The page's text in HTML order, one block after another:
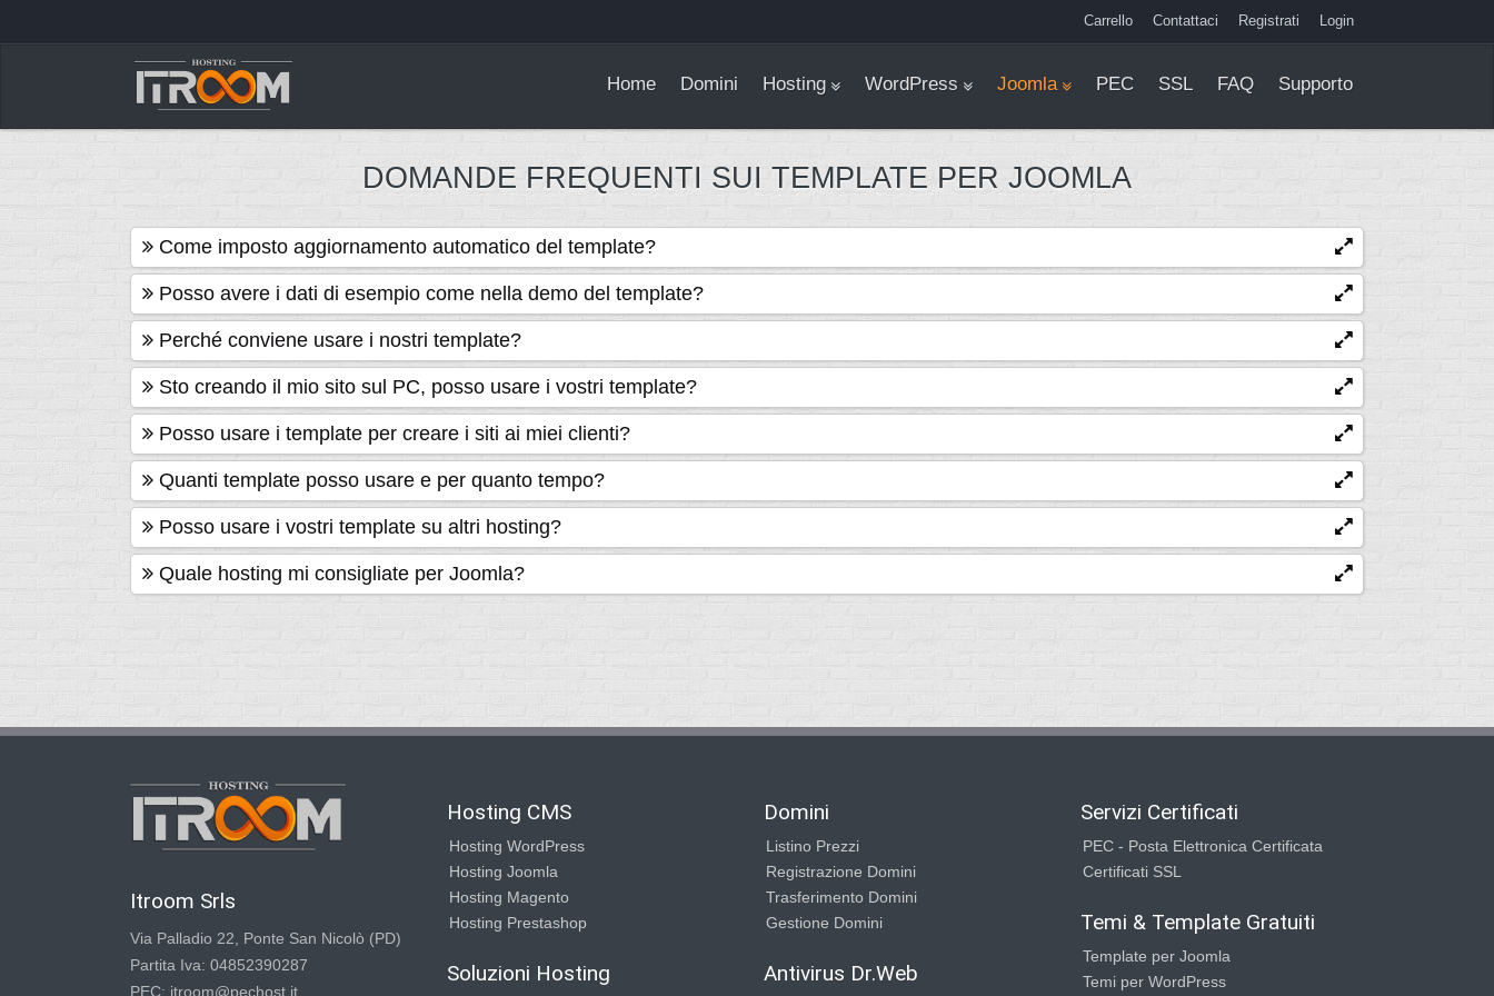
Carrello Contattaci Registrati Login
Home Domini Hosting WordPress Joomla PEC SSL FAQ Supporto
DOMANDE FREQUENTI SUI TEMPLATE PER JOOMLA
Come imposto aggiornamento automatico del template?
Posso avere i dati di esempio come nella demo del template?
Perché conviene usare i nostri template?
Sto creando il mio sito sul PC, posso usare i vostri template?
Posso usare i template per creare i siti ai miei clienti?
Quanti template posso usare e per quanto tempo?
Posso usare i vostri template su altri hosting?
Quale hosting mi consigliate per Joomla?
Itroom Srls
Via Palladio 22, Ponte San Nicolò (PD)
Partita Iva: 04852390287
PEC: itroom@pechost.it
Hosting CMS
Hosting WordPress
Hosting Joomla
Hosting Magento
Hosting Prestashop
Soluzioni Hosting
Domini
Listino Prezzi
Registrazione Domini
Trasferimento Domini
Gestione Domini
Antivirus Dr.Web
Servizi Certificati
PEC - Posta Elettronica Certificata
Certificati SSL
Temi & Template Gratuiti
Template per Joomla
Temi per WordPress